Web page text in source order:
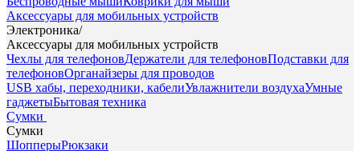
Аксессуары для мобильных устройств
Электроника/
Аксессуары для мобильных устройств
Чехлы для телефоновДержатели для телефоновПодставки для
телефоновОрганайзеры для проводов
USB хабы, переходники, кабелиУвлажнители воздухаУмные
гаджетыБытовая техника
Сумки
Сумки
ШопперыРюкзаки